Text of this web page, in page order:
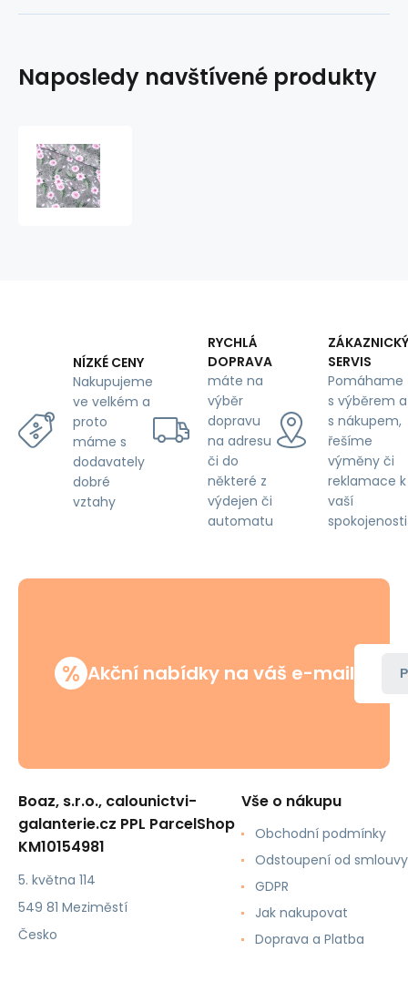
Naposledy navštívené produkty
šedém
NÍZKÉ CENY
Nakupujeme
ve velkém a
proto
máme s
dodavately
dobré
vztahy
RYCHLÁ
DOPRAVA
máte na
výběr
dopravu
na adresu
či do
některé z
výdejen či
automatu
ZÁKAZNICKÝ
SERVIS
Pomáhame
s výběrem a
s nákupem,
řešíme
výměny či
reklamace k
vaší
spokojenosti
% Akční nabídky na váš e-mail
Boaz, s.r.o., calounictvi-
galanterie.cz PPL ParcelShop
KM10154981
5. května 114
549 81 Meziměstí
Česko
Vše o nákupu
Obchodní podmínky
Odstoupení od smlouvy
GDPR
Jak nakupovat
Doprava a Platba